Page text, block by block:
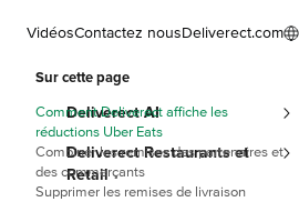
VidéosContactez nousDeliverect.com
Deliverect AI
Deliverect Restaurants et
Retail
Sur cette page
Comment Deliverect affiche les
réductions Uber Eats
Combiner les remises des partenaires et
des commerçants
Supprimer les remises de livraison